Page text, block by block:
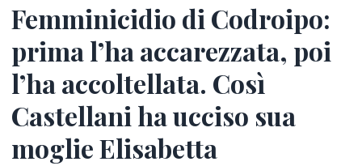
Femminicidio di Codroipo:
prima l’ha accarezzata, poi
l’ha accoltellata. Così
Castellani ha ucciso sua
moglie Elisabetta